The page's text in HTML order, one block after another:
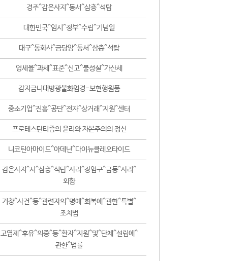
경주^감은사지^동서^삼층^석탑
대한민국^임시^정부^수립^기념일
대구^동화사^금당암^동서^삼층^석탑
영세율^과세^표준^신고^불성실^가산세
감지금니대방광불화엄경-보현행원품
중소기업^진흥^공단^전자^상거래^지원^센터
프로테스탄티즘의 윤리와 자본주의의 정신
니코틴아마이드^아데닌^다이뉴클레오타이드
감은사지^서^삼층^석탑^사리^장엄구^금동^사리^
외함
거창^사건^등^관련자의^명예^회복에^관한^특별^
조치법
고엽제^후유^의증^등^환자^지원^및^단체^설립에^
관한^법률